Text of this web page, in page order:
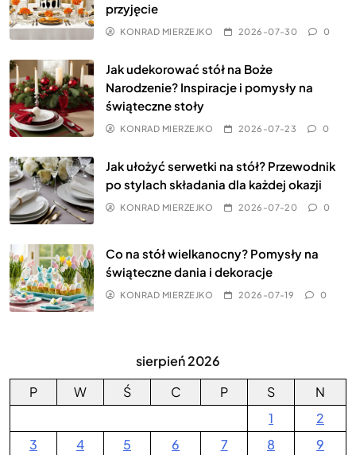
przyjęcie
KONRAD MIERZEJKO 2026-07-30 0
Jak udekorować stół na Boże
Narodzenie? Inspiracje i pomysły na
świąteczne stoły
KONRAD MIERZEJKO 2026-07-23 0
Jak ułożyć serwetki na stół? Przewodnik
po stylach składania dla każdej okazji
KONRAD MIERZEJKO 2026-07-20 0
Co na stół wielkanocny? Pomysły na
świąteczne dania i dekoracje
KONRAD MIERZEJKO 2026-07-19 0
sierpień 2026
P
W Ś C P S
N
1
2
3
4 5 6 7 8
9